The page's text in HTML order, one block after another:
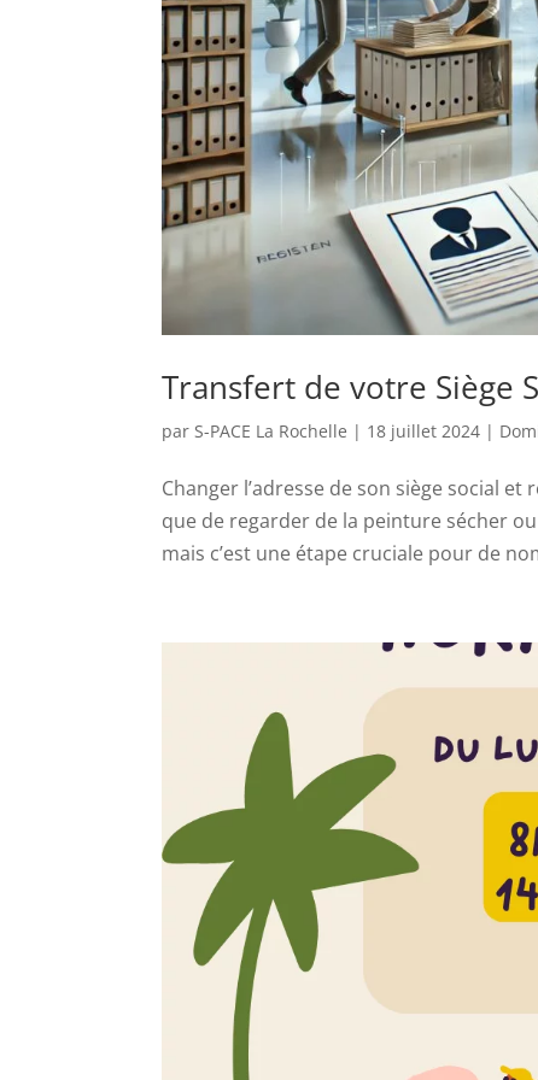
Transfert de votre Siège
parS-PACE La Rochelle | 18 juillet 2024 |
Changer l’adresse de son siège social
que de regarder de la peinture sécher
mais c’est une étape cruciale pour de